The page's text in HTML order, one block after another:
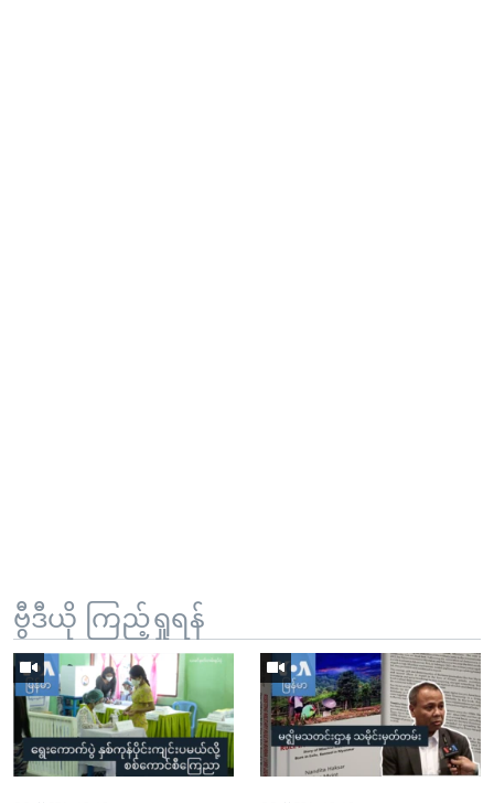
ဗွီဒီယို ကြည့်ရှုရန်